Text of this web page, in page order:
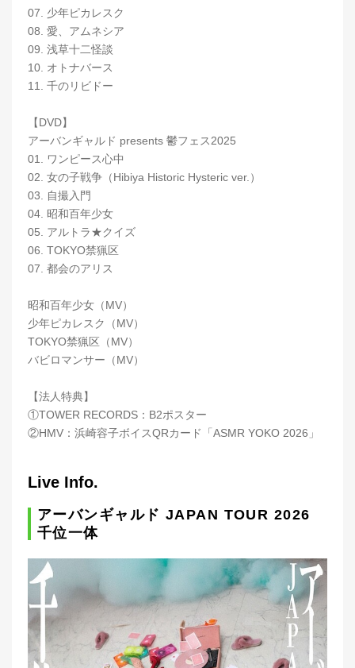
07. 少年ピカレスク
08. 愛、アムネシア
09. 浅草十二怪談
10. オトナバース
11. 千のリビドー
【DVD】
アーバンギャルド presents 鬱フェス2025
01. ワンピース心中
02. 女の子戦争（Hibiya Historic Hysteric ver.）
03. 自撮入門
04. 昭和百年少女
05. アルトラ★クイズ
06. TOKYO禁猟区
07. 都会のアリス
昭和百年少女（MV）
少年ピカレスク（MV）
TOKYO禁猟区（MV）
バビロマンサー（MV）
【法人特典】
①TOWER RECORDS：B2ポスター
②HMV：浜崎容子ボイスQRカード「ASMR YOKO 2026」
Live Info.
アーバンギャルド JAPAN TOUR 2026
千位一体